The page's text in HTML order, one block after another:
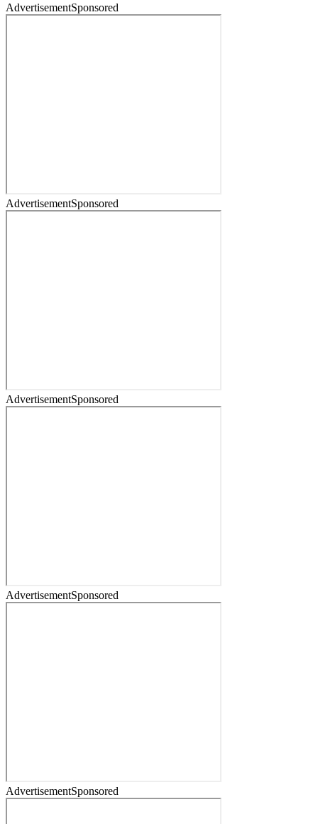
AdvertisementSponsored
AdvertisementSponsored
AdvertisementSponsored
AdvertisementSponsored
AdvertisementSponsored